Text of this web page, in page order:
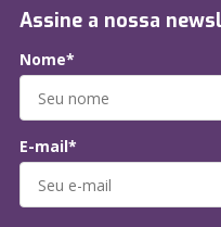
Assine a nossa
Nome*
E-mail*